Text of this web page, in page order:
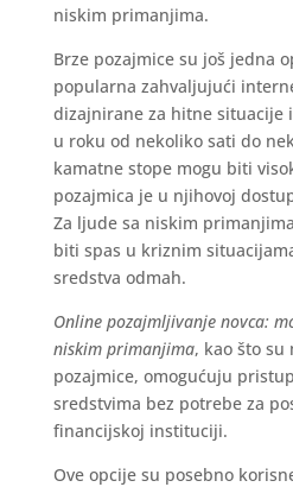
niskim primanjima.
Brze pozajmice su još jedna
popularna zahvaljujući
dizajnirane za hitne situacije
u roku od nekoliko sati do
kamatne stope mogu biti
pozajmica je u njihovoj
Za ljude sa niskim
biti spas u kriznim
sredstva odmah.
Online pozajmljivanje novca:
niskim primanjima, kao što
pozajmice, omogućuju
sredstvima bez potrebe za
financijskoj instituciji.
Ove opcije su posebno